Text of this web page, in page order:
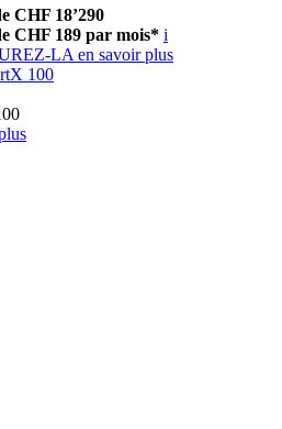
CHF 18’290
CHF 189 par mois* i
LA en savoir plus
100